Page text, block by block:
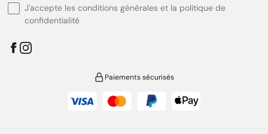
J'accepte les conditions générales et la politique de
confidentialité
Paiements sécurisés